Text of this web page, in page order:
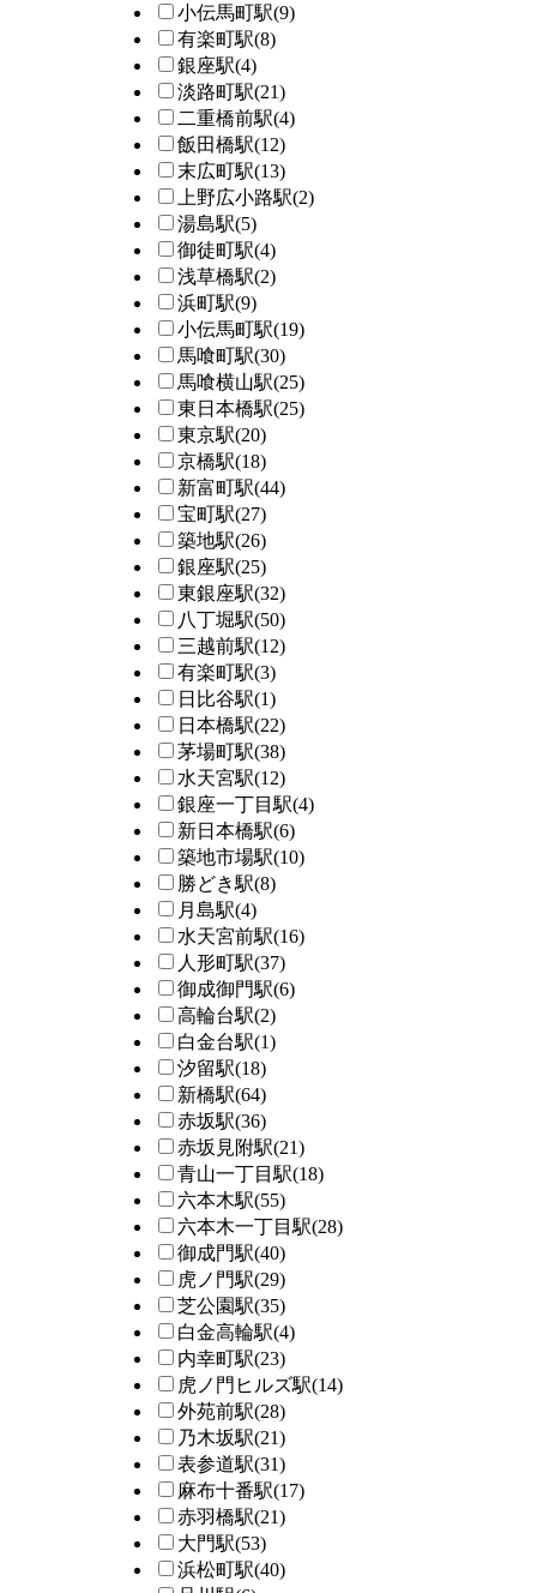
小伝馬町駅(9)
有楽町駅(8)
銀座駅(4)
淡路町駅(21)
二重橋前駅(4)
飯田橋駅(12)
末広町駅(13)
上野広小路駅(2)
湯島駅(5)
御徒町駅(4)
浅草橋駅(2)
浜町駅(9)
小伝馬町駅(19)
馬喰町駅(30)
馬喰横山駅(25)
東日本橋駅(25)
東京駅(20)
京橋駅(18)
新富町駅(44)
宝町駅(27)
築地駅(26)
銀座駅(25)
東銀座駅(32)
八丁堀駅(50)
三越前駅(12)
有楽町駅(3)
日比谷駅(1)
日本橋駅(22)
茅場町駅(38)
水天宮駅(12)
銀座一丁目駅(4)
新日本橋駅(6)
築地市場駅(10)
勝どき駅(8)
月島駅(4)
水天宮前駅(16)
人形町駅(37)
御成御門駅(6)
高輪台駅(2)
白金台駅(1)
汐留駅(18)
新橋駅(64)
赤坂駅(36)
赤坂見附駅(21)
青山一丁目駅(18)
六本木駅(55)
六本木一丁目駅(28)
御成門駅(40)
虎ノ門駅(29)
芝公園駅(35)
白金高輪駅(4)
内幸町駅(23)
虎ノ門ヒルズ駅(14)
外苑前駅(28)
乃木坂駅(21)
表参道駅(31)
麻布十番駅(17)
赤羽橋駅(21)
大門駅(53)
浜松町駅(40)